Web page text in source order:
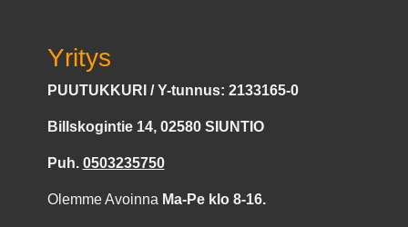
Yritys
PUUTUKKURI / Y-tunnus: 2133165-0
Billskogintie 14, 02580 SIUNTIO
Puh. 0503235750
Olemme Avoinna Ma-Pe klo 8-16.